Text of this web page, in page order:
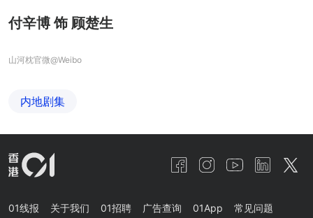
付辛博 饰 顾楚生
山河枕官微@Weibo
内地剧集
01线报 关于我们 01招聘 广告查询 01App 常见问题